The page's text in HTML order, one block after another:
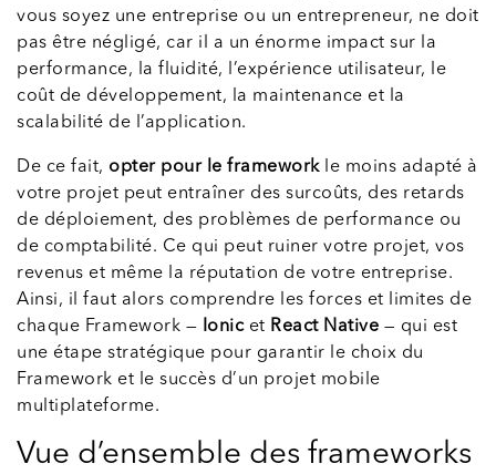
vous soyez une entreprise ou un entrepreneur, ne doit
pas être négligé, car il a un énorme impact sur la
performance, la fluidité, l’expérience utilisateur, le
coût de développement, la maintenance et la
scalabilité de l’application.
De ce fait, opter pour le frameworkle moins adapté à
votre projet peut entraîner des surcoûts, des retards
de déploiement, des problèmes de performance ou
de comptabilité. Ce qui peut ruiner votre projet, vos
revenus et même la réputation de votre entreprise.
Ainsi, il faut alors comprendre les forces et limites de
chaque Framework —
Ionicet React Native — qui est
une étape stratégique pour garantir le choix du
Framework et le succès d’un projet mobile
multiplateforme.
Vue d’ensemble des frameworks